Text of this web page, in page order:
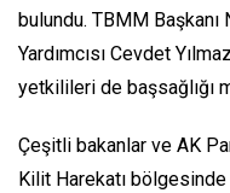
bulundu. TBMM Başkanı
Yardımcısı Cevdet
yetkilileri de başsağlığı
Çeşitli bakanlar ve AK
Kilit Harekatı